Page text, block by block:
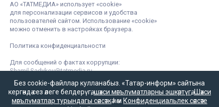
АО «ТАТМЕДИА» использует «cookie»
для персонализации сервисов и удобства
пользователей сайтом. Использование «cookie»
можно отменить в настройках браузера.
Политика конфиденциальности
Для сообщений о фактах коррупции:
Shamil.Sadykov@tatmedia.ru
Без cookie-файллар кулланабыз. «Татар-информ» сайтына
кергәндә сез әлеге белдерүгә,шәхси мәгълүматларны эшкәртүгә,Шәхси
мәгълүматлар турындагы сәясәткәһәм Конфиденциальлек сәясәте